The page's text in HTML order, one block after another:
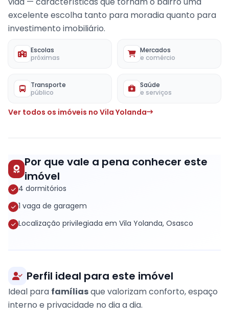
excelente escolha tanto para moradia quanto para
investimento imobiliário.
Escolas
próximas
Mercados
e comércio
Transporte
público
Saúde
e serviços
Ver todos os imóveis no Vila Yolanda
Por que vale a pena conhecer este
imóvel
4 dormitórios
1 vaga de garagem
Localização privilegiada em Vila Yolanda, Osasco
Perfil ideal para este imóvel
Ideal para famíliasque valorizam conforto, espaço
interno e privacidade no dia a dia.